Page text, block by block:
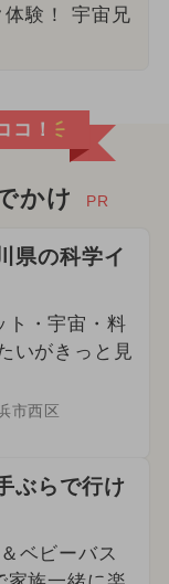
体験！ 宇宙兄
コ！
かけ PR
県の科学イ
ト・宇宙・料
いがきっと見
市西区
ぶらで行け
ベビーバス